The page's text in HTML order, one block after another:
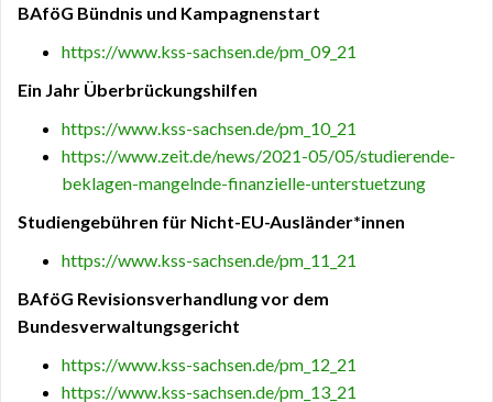
BAföG Bündnis und Kampagnenstart
https://www.kss-sachsen.de/pm_09_21
Ein Jahr Überbrückungshilfen
https://www.kss-sachsen.de/pm_10_21
https://www.zeit.de/news/2021-05/05/studierende-
beklagen-mangelnde-finanzielle-unterstuetzung
Studiengebühren für Nicht-EU-Ausländer*innen
https://www.kss-sachsen.de/pm_11_21
BAföG Revisionsverhandlung vor dem
Bundesverwaltungsgericht
https://www.kss-sachsen.de/pm_12_21
https://www.kss-sachsen.de/pm_13_21